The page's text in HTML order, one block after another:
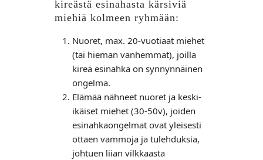
kireästä esinahasta kärsiviä
miehiä kolmeen ryhmään:
Nuoret, max. 20-vuotiaat miehet
(tai hieman vanhemmat), joilla
kireä esinahka on synnynnäinen
ongelma.
Elämää nähneet nuoret ja keski-
ikäiset miehet (30-50v), joiden
esinahkaongelmat ovat yleisesti
ottaen vammoja ja tulehduksia,
johtuen liian vilkkaasta